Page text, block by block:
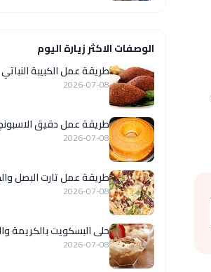
الوصفات الاكثر زيارة اليوم
طريقة عمل الكبيبة النباتي
2026-07-08
طريقة عمل دقيق الاسبونج
2026-07-08
طريقة عمل تارت البصل
2026-07-08
حلى البسكويت بالكريمة
2026-07-08